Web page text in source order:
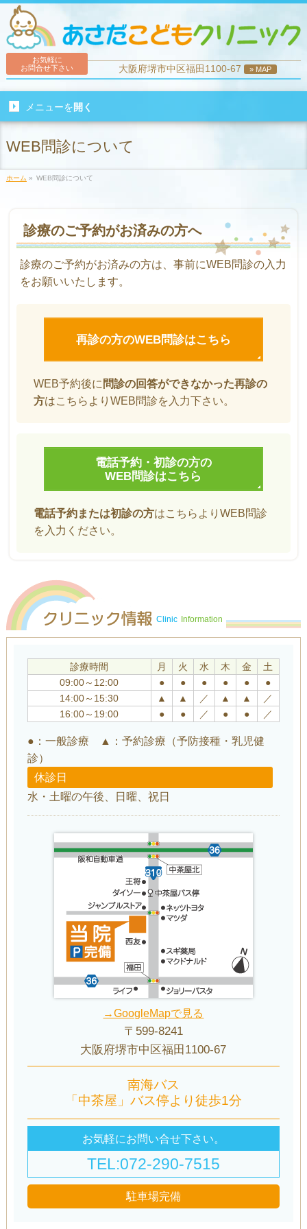
お気軽に
お問合せ下さい
大阪府堺市中区福田1100-67 » MAP
メニューを開く
WEB問診について
ホーム » WEB問診について
診療のご予約がお済みの方へ
診療のご予約がお済みの方は、事前にWEB問診の入力
をお願いいたします。
再診の方のWEB問診はこちら
WEB予約後に 問診の回答ができなかった再診の
方はこちらよりWEB問診を入力下さい。
電話予約・初診の方の
WEB問診はこちら
電話予約または初診の方はこちらよりWEB問診
を入力ください。
Clinic Information
診療時間 月 火 水 木 金
土
09:00～12:00
● ● ● ● ●
●
14:00～15:30
▲ ▲ ／ ▲ ▲
／
16:00～19:00
● ● ／ ● ● ／
●：一般診療 ▲：予約診療（予防接種・乳児健
診）
休診日
水・土曜の午後、日曜、祝日
→GoogleMapで見る
〒599-8241
大阪府堺市中区福田1100-67
南海バス
「中茶屋」バス停より徒歩1分
お気軽にお問い合せ下さい。
TEL:072-290-7515
駐車場完備